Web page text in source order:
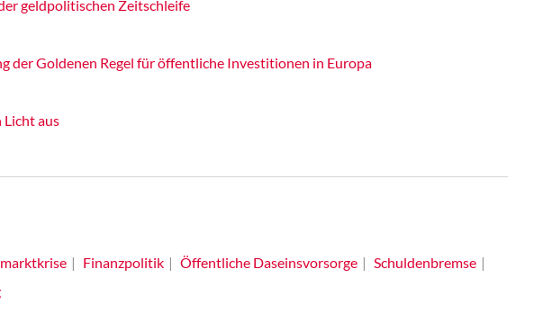
geldpolitischen Zeitschleife
der Goldenen Regel für öffentliche Investitionen in Europa
Licht aus
Finanzpolitik Öffentliche Daseinsvorsorge
Schuldenbremse